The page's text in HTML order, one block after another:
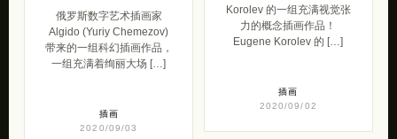
俄罗斯数字艺术插画家
Algido (Yuriy Chemezov)
带来的一组科幻插画作品，
一组充满着绚丽大场 […]
插画
2020/09/03
Korolev 的一组充满视觉张
力的概念插画作品！
Eugene Korolev 的 […]
插画
2020/09/02